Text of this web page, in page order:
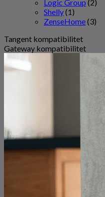
Logic Group (2)
Shelly(1)
ZenseHome(3)
Tangent kompatibilitet
Gateway kompatibilitet